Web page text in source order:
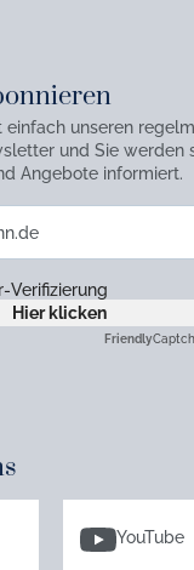
einfach unseren
und Sie werden
Angebote informiert.
Verifizierung
Hier klicken
Friendly
YouTube